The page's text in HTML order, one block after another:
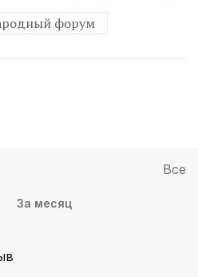
форум
Все
За месяц